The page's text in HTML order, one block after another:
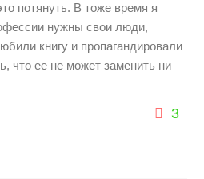
потянуть. В тоже время я
нужны свои люди,
книгу и пропагандировали
что ее не может заменить ни
3